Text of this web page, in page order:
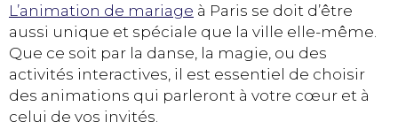
L’animation de mariage à Paris se doit d’être
aussi unique et spéciale que la ville elle-même.
Que ce soit par la danse, la magie, ou des
activités interactives, il est essentiel de choisir
des animations qui parleront à votre cœur et à
celui de vos invités.